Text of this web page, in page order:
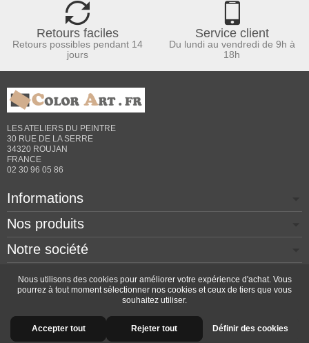
Retours faciles
Retours possibles pendant 14
jours
Service client
Du lundi au vendredi de 9h à
18h
LES ATELIERS DU PEINTRE
30 RUE DE LA SERRE
34320 ROUJAN
FRANCE
02 30 96 05 86
Informations
Nos produits
Notre société
Contactez-nous
Copyright © 2026 - Design by Prestacrea
- Ecommerce
software byPrestaShop™
Nous utilisons des cookies pour améliorer votre expérience d'achat. Vous
pourrez à tout moment sélectionner nos cookies et ceux de tiers que vous
souhaitez utiliser.
Accepter tout Rejeter tout Définir des cookies